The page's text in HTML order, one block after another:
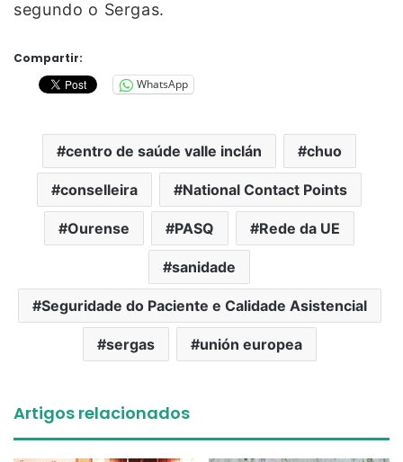
segundo o Sergas.
Compartir:
WhatsApp
centro de saúde valle inclán chuo
conselleira National Contact Points
Ourense PASQ Rede da UE
sanidade
Seguridade do Paciente e Calidade Asistencial
sergas unión europea
Artigos relacionados